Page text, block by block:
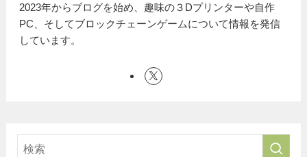
2023年からブログを始め、趣味の３Dプリンターや自作
PC、そしてブロックチェーンゲームについて情報を発信
しています。